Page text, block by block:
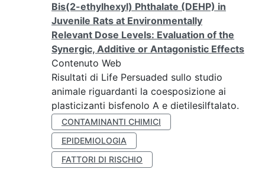
Bis(2-ethylhexyl) Phthalate (DEHP) in
Juvenile Rats at Environmentally
Relevant Dose Levels: Evaluation of the
Synergic, Additive or Antagonistic Effects
Contenuto Web
Risultati di Life Persuaded sullo studio
animale riguardanti la coesposizione ai
plasticizanti bisfenolo A e dietilesilftalato.
CONTAMINANTI CHIMICI
EPIDEMIOLOGIA
FATTORI DI RISCHIO